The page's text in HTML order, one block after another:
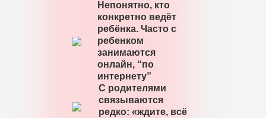
Непонятно, кто
конкретно ведёт
ребёнка. Часто с
ребенком
занимаются
онлайн, “по
интернету”
С родителями
связываются
редко: «ждите, всё